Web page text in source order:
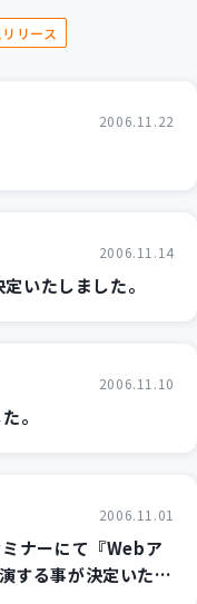
リース
2006.11.22
2006.11.14
いたしました。
2006.11.10
。
2006.11.01
ナーにて『Webア
する事が決定いたし